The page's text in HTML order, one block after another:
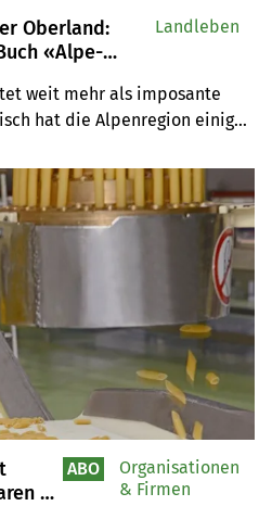
Oberland:
«Alpe-
weit mehr als imposante
hat die Alpenregion einiges
vom Weber Verlag.
Landleben
–
ABO
Organisationen
& Firmen